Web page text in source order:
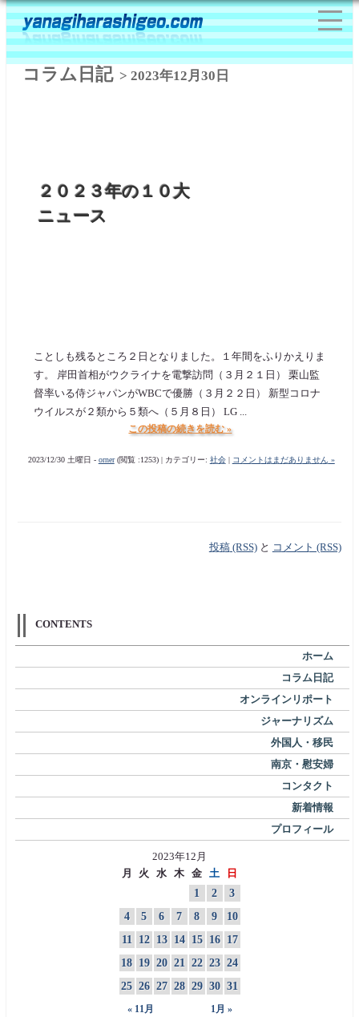
コラム日記> 2023年12月30日
２０２３年の１０大
ニュース
ことしも残るところ２日となりました。１年間をふりかえりま
す。 岸田首相がウクライナを電撃訪問（３月２１日） 栗山監
督率いる侍ジャパンがWBCで優勝（３月２２日） 新型コロナ
ウイルスが２類から５類へ（５月８日） LG ...
この投稿の続きを読む »
2023/12/30 土曜日 - orner(閲覧 :1253) | カテゴリー: 社会| コメントはまだありません »
投稿 (RSS)と コメント (RSS)
CONTENTS
ホーム
コラム日記
オンラインリポート
ジャーナリズム
外国人・移民
南京・慰安婦
コンタクト
新着情報
プロフィール
2023年12月
月
火 水 木 金 土 日
« 11月 1月 »
1 2
3
4
5 6 7 8 9
10
11
12 13 14 15 16
17
18 19 20 21 22 23 24
25 26 27 28 29 30 31